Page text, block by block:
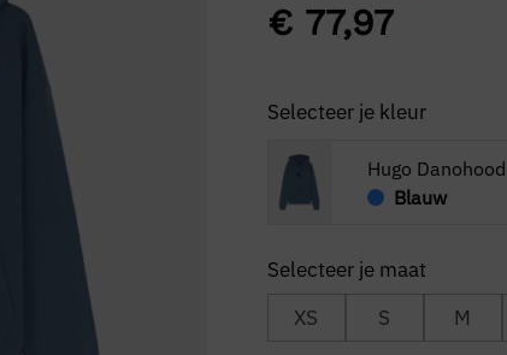
€77,97
Selecteer je kleur
Hugo Danohood
Blauw
XS S M